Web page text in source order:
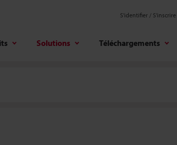
S'identifier / S’inscrire
Solutions Téléchargements